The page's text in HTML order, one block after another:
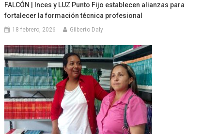
FALCÓN | Inces y LUZ Punto Fijo establecen alianzas para
fortalecer la formación técnica profesional
18 febrero, 2026 Gilberto Daly